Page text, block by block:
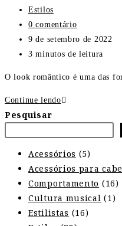
Estilos
0 comentário
9 de setembro de 2022
3 minutos de leitura
O look romântico é uma das
Continue lendo
Pesquisar
Acessórios (5)
Acessórios para
Comportamento (16)
Cultura musical (1)
Estilistas (16)